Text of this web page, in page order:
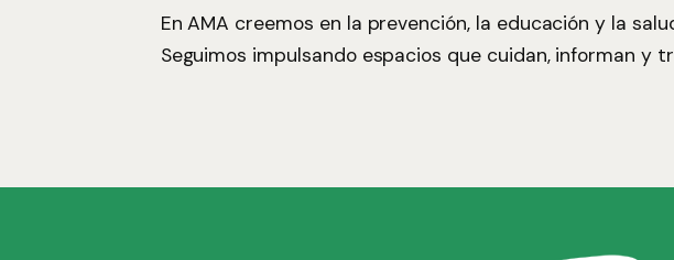
En AMA creemos en la prevención, la educación y la
Seguimos impulsando espacios que cuidan, informan y